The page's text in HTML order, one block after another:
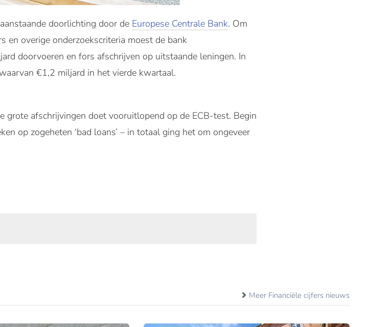
doorlichting door de Europese Centrale Bank. Om
en overige onderzoekscriteria moest de bank
doorvoeren en fors afschrijven op uitstaande leningen. In
€1,2 miljard in het vierde kwartaal.
grote afschrijvingen doet vooruitlopend op de ECB-test. Begin
op zogeheten ‘bad loans’ – in totaal ging het om ongeveer
Meer Financiële cijfers nieuws